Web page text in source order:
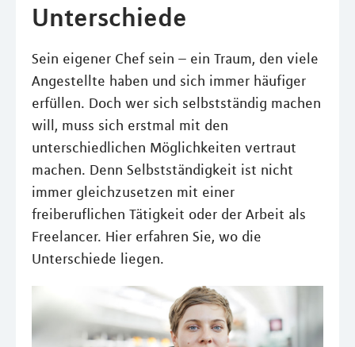
Unterschiede
Sein eigener Chef sein – ein Traum, den viele
Angestellte haben und sich immer häufiger
erfüllen. Doch wer sich selbstständig machen
will, muss sich erstmal mit den
unterschiedlichen Möglichkeiten vertraut
machen. Denn Selbstständigkeit ist nicht
immer gleichzusetzen mit einer
freiberuflichen Tätigkeit oder der Arbeit als
Freelancer. Hier erfahren Sie, wo die
Unterschiede liegen.